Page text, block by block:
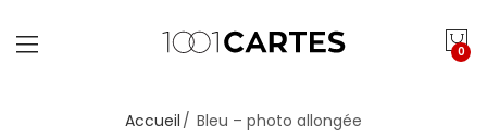
0
Accueil Bleu – photo allongée